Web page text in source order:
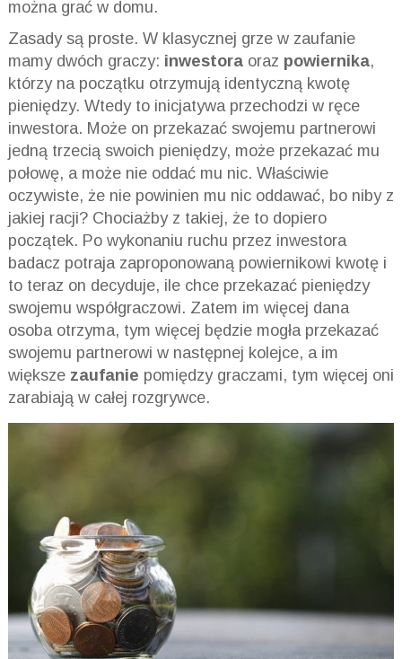
można grać w domu.
Zasady są proste. W klasycznej grze w zaufanie
mamy dwóch graczy: inwestora oraz powiernika,
którzy na początku otrzymują identyczną kwotę
pieniędzy. Wtedy to inicjatywa przechodzi w ręce
inwestora. Może on przekazać swojemu partnerowi
jedną trzecią swoich pieniędzy, może przekazać mu
połowę, a może nie oddać mu nic. Właściwie
oczywiste, że nie powinien mu nic oddawać, bo niby z
jakiej racji? Chociażby z takiej, że to dopiero
początek. Po wykonaniu ruchu przez inwestora
badacz potraja zaproponowaną powiernikowi kwotę i
to teraz on decyduje, ile chce przekazać pieniędzy
swojemu współgraczowi. Zatem im więcej dana
osoba otrzyma, tym więcej będzie mogła przekazać
swojemu partnerowi w następnej kolejce, a im
większe zaufanie pomiędzy graczami, tym więcej oni
zarabiają w całej rozgrywce.